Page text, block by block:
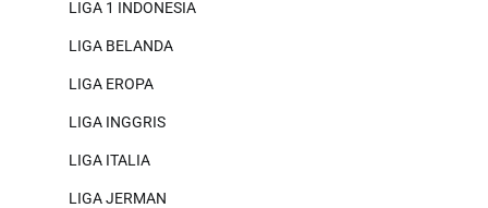
LIGA 1 INDONESIA
LIGA BELANDA
LIGA EROPA
LIGA INGGRIS
LIGA ITALIA
LIGA JERMAN